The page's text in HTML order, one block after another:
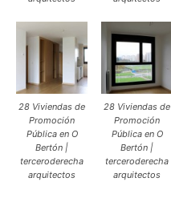
28 Viviendas de
Promoción
Pública en O
Bertón |
terceroderecha
arquitectos
28 Viviendas de
Promoción
Pública en O
Bertón |
terceroderecha
arquitectos